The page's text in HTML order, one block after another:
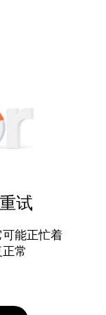
试
能正忙着
常